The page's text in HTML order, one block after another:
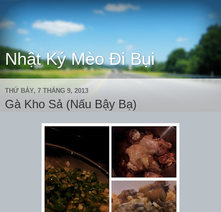
Nhật Ký Mèo Đi Bụi
THỨ BẢY, 7 THÁNG 9, 2013
Gà Kho Sả (Nấu Bậy Bạ)